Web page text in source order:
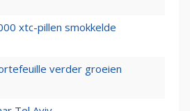
xtc-pillen smokkelde
verder groeien